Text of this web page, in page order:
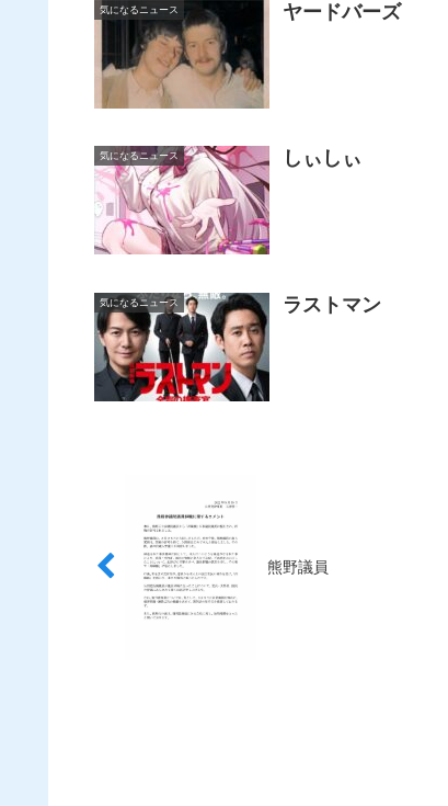
気になるニュース ヤードバーズ
気になるニュース しぃしぃ
気になるニュース ラストマン
熊野議員